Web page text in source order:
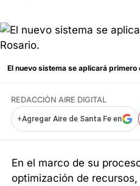
El nuevo sistema se aplicará primero
REDACCIÓN AIRE DIGITAL
+Agregar Aire de Santa Fe en
En el marco de su
optimización de recursos,